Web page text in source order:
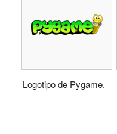
Logotipo de Pygame.